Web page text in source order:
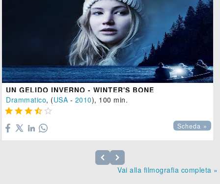
UN GELIDO INVERNO - WINTER'S BONE
Drammatico, (USA - 2010), 100 min.
    
Scheda »
Vai alla filmografia completa »